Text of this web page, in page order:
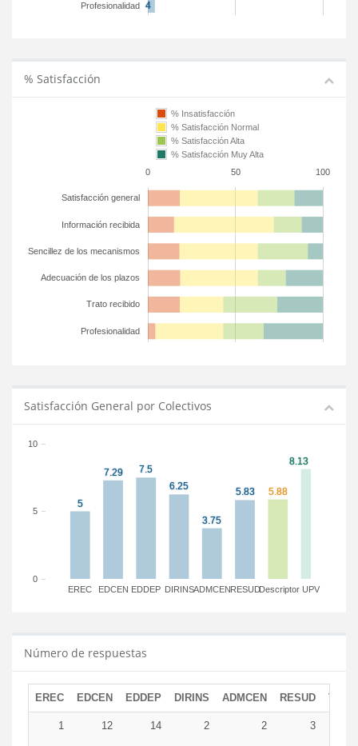
Profesionalidad
% Satisfacción
0 50 100
Satisfacción general
Información recibida
Sencillez de los mecanismos
Adecuación de los plazos
Trato recibido
Profesionalidad
% Insatisfacción
% Satisfacción Normal
% Satisfacción Alta
% Satisfacción Muy Alta
Satisfacción General por Colectivos
EREC EDCEN EDDEP DIRINSADMCENRESUDDescriptor UPV
0
5
10
Número de respuestas
EREC EDCEN EDDEP DIRINS ADMCEN RESUD
1 12 14 2 2 3